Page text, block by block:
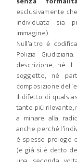
esclusivamente
individuata sia
immagine).
Null’altro è
Polizia
descrizione, né
soggetto, né
composizione
Il difetto di
tanto più
a minare alla
anche perché
è spesso prologo
(e già si è detto